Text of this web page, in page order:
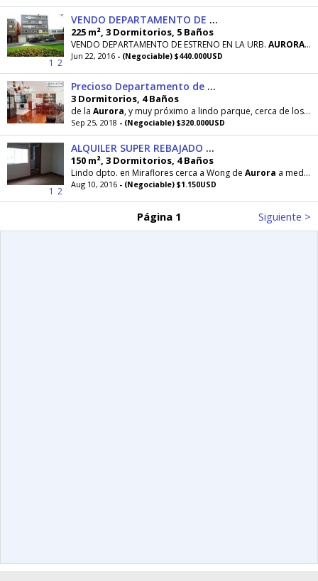
1 2
VENDO DEPARTAMENTO DE ESTRENO URB. AURORA MIRAFLORES
225 m², 3 Dormitorios, 5 Baños
VENDO DEPARTAMENTO DE ESTRENO EN LA URB. AURORA
Jun 22, 2016 - (Negociable) $440.000USD
Precioso Departamento de 147 m² 3 Dorm. en La Aurora Miraflores
3 Dormitorios, 4 Baños
de la Aurora, y muy próximo a lindo parque, cerca de los mejores colegios de la
Sep 25, 2018 - (Negociable) $320.000USD
1 2
ALQUILER SUPER REBAJADO DPTO. EN MIRAFLORES CERCA A WONG
150 m², 3 Dormitorios, 4 Baños
Lindo dpto. en Miraflores cerca a Wong de Aurora a media cuadra de parque de 150 mts. bien
Aug 10, 2016 - (Negociable) $1.150USD
Página 1 Siguiente >